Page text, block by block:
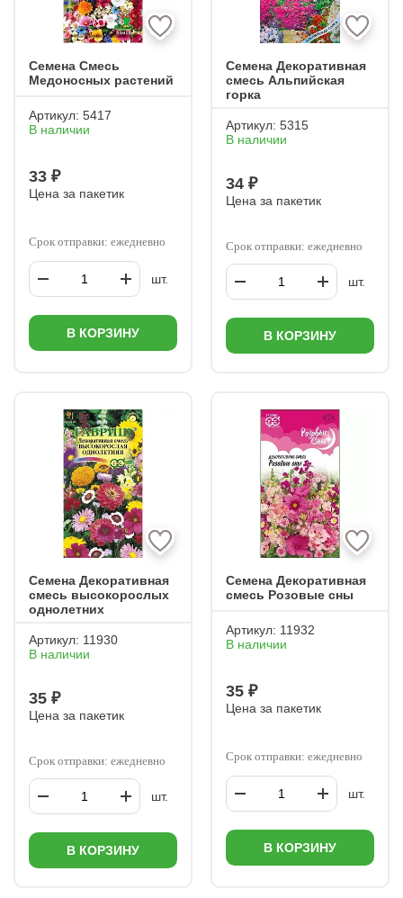
Семена Смесь
Медоносных растений
Артикул: 5417
В наличии
33 ₽
Цена за пакетик
Срок отправки: ежедневно
шт.
В КОРЗИНУ
Семена Декоративная
смесь Альпийская
горка
Артикул: 5315
В наличии
34 ₽
Цена за пакетик
Срок отправки: ежедневно
шт.
В КОРЗИНУ
Семена Декоративная
смесь высокорослых
однолетних
Артикул: 11930
В наличии
35 ₽
Цена за пакетик
Срок отправки: ежедневно
шт.
В КОРЗИНУ
Семена Декоративная
смесь Розовые сны
Артикул: 11932
В наличии
35 ₽
Цена за пакетик
Срок отправки: ежедневно
шт.
В КОРЗИНУ